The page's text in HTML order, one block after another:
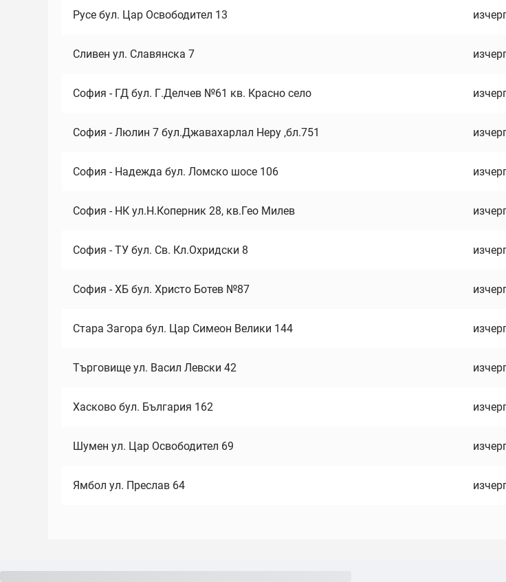
Русе бул. Цар Освободител 13
Сливен ул. Славянска 7
София - ГД бул. Г.Делчев №61 кв. Красно село
София - Люлин 7 бул.Джавахарлал Неру ,бл.751
София - Надежда бул. Ломско шосе 106
София - НК ул.Н.Коперник 28, кв.Гео Милев
София - ТУ бул. Св. Кл.Охридски 8
София - ХБ бул. Христо Ботев №87
Стара Загора бул. Цар Симеон Велики 144
Търговище ул. Васил Левски 42
Хасково бул. България 162
Шумен ул. Цар Освободител 69
Ямбол ул. Преслав 64